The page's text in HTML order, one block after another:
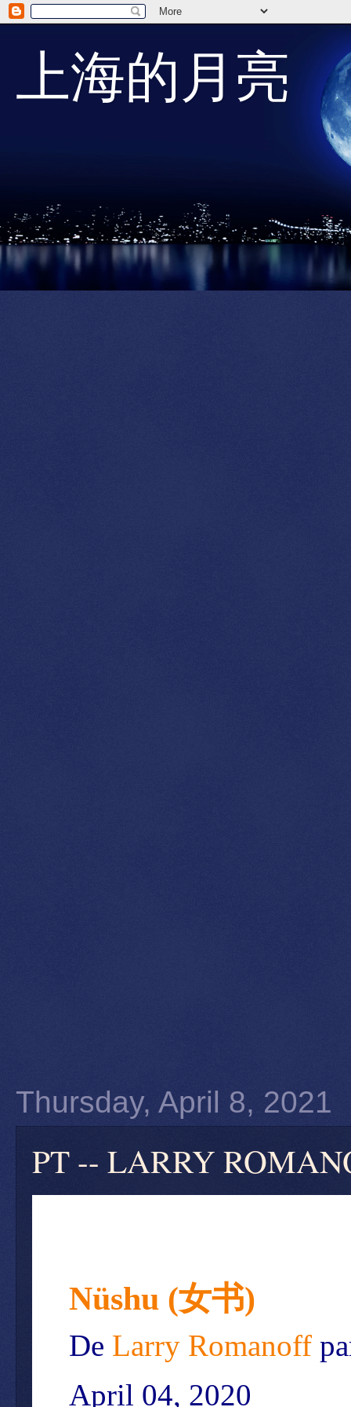
上海的月亮
Thursday, April 8, 2021
PT -- LARRY
Nüshu (女书)
De Larry Romanoff
April 04, 2020